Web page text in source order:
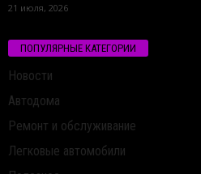
21 июля, 2026
ПОПУЛЯРНЫЕ КАТЕГОРИИ
Новости
Автодома
Ремонт и обслуживание
Легковые автомобили